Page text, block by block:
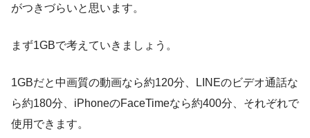
がつきづらいと思います。
まず1GBで考えていきましょう。
1GBだと中画質の動画なら約120分
LINEのビデオ通話な
ら約180分
iPhoneのFaceTimeなら約400分 、それぞれで
使用できます。